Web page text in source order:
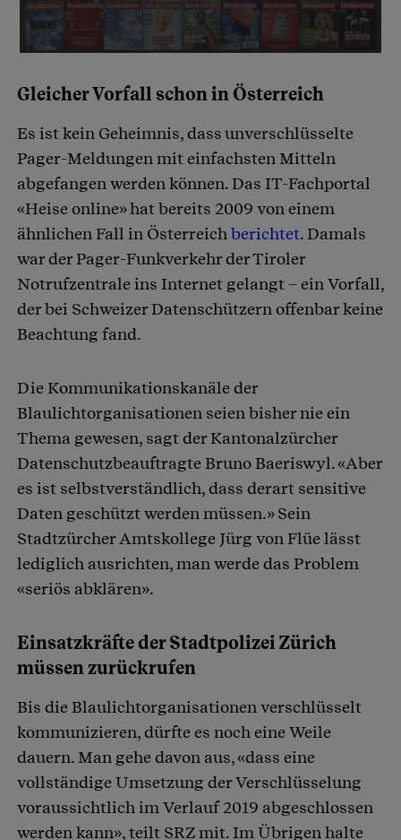
Gleicher Vorfall schon in Österreich
Es ist kein Geheimnis, dass unverschlüsselte
Pager-Meldungen mit einfachsten Mitteln
abgefangen werden können. Das IT-Fachportal
«Heise online» hat bereits 2009 von einem
ähnlichen Fall in Österreich berichtet. Damals
war der Pager-Funkverkehr der Tiroler
Notrufzentrale ins Internet gelangt – ein Vorfall,
der bei Schweizer Datenschützern offenbar keine
Beachtung fand.
Die Kommunikationskanäle der
Blaulichtorganisationen seien bisher nie ein
Thema gewesen, sagt der Kantonalzürcher
Datenschutzbeauftragte Bruno Baeriswyl. «Aber
es ist selbstverständlich, dass derart sensitive
Daten geschützt werden müssen.» Sein
Stadtzürcher Amtskollege Jürg von Flüe lässt
lediglich ausrichten, man werde das Problem
«seriös abklären».
Einsatzkräfte der Stadtpolizei Zürich
müssen zurückrufen
Bis die Blaulichtorganisationen verschlüsselt
kommunizieren, dürfte es noch eine Weile
dauern. Man gehe davon aus, «dass eine
vollständige Umsetzung der Verschlüsselung
voraussichtlich im Verlauf 2019 abgeschlossen
werden kann», teilt SRZ mit. Im Übrigen halte